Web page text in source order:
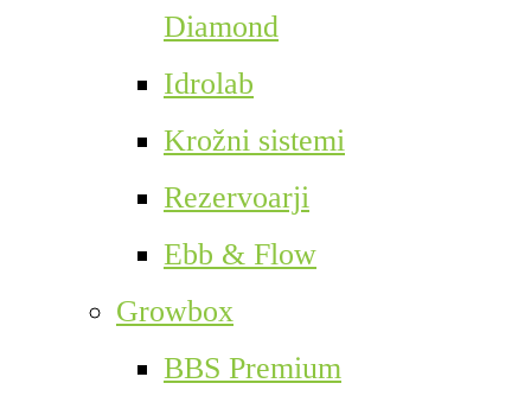
Diamond
Idrolab
Krožni sistemi
Rezervoarji
Ebb & Flow
Growbox
BBS Premium